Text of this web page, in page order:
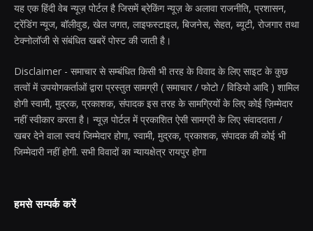
यह एक हिंदी वेब न्यूज़ पोर्टल है जिसमें ब्रेकिंग न्यूज़ के अलावा राजनीति, प्रशासन,
ट्रेंडिंग न्यूज, बॉलीवुड, खेल जगत, लाइफस्टाइल, बिजनेस, सेहत, ब्यूटी, रोजगार तथा
टेक्नोलॉजी से संबंधित खबरें पोस्ट की जाती है।
Disclaimer - समाचार से सम्बंधित किसी भी तरह के विवाद के लिए साइट के कुछ
तत्वों में उपयोगकर्ताओं द्वारा प्रस्तुत सामग्री ( समाचार / फोटो / विडियो आदि ) शामिल
होगी स्वामी, मुद्रक, प्रकाशक, संपादक इस तरह के सामग्रियों के लिए कोई ज़िम्मेदार
नहीं स्वीकार करता है। न्यूज़ पोर्टल में प्रकाशित ऐसी सामग्री के लिए संवाददाता /
खबर देने वाला स्वयं जिम्मेदार होगा, स्वामी, मुद्रक, प्रकाशक, संपादक की कोई भी
जिम्मेदारी नहीं होगी. सभी विवादों का न्यायक्षेत्र रायपुर होगा
हमसे सम्पर्क करें